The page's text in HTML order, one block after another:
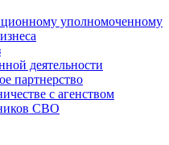
уполномоченному
деятельности
партнерство
с агенством
СВО